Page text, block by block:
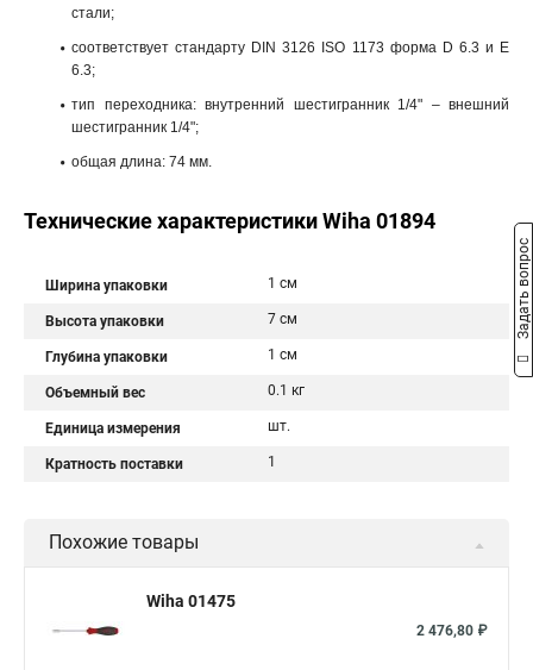
стали;
соответствует стандарту DIN 3126 ISO 1173 форма D 6.3 и E
6.3;
тип переходника: внутренний шестигранник 1/4" – внешний
шестигранник 1/4";
общая длина: 74 мм.
Технические характеристики Wiha 01894
Ширина упаковки 1 см
Высота упаковки 7 см
Глубина упаковки 1 см
Объемный вес 0.1 кг
Единица измерения шт.
Кратность поставки 1
Похожие товары
Wiha 01475
2 476,80 ₽
Задать вопрос